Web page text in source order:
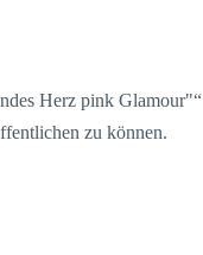
Herz pink Glamour"“
zu können.